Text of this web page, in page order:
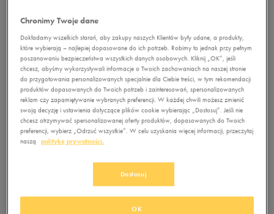
Chronimy Twoje dane
Dokładamy wszelkich starań, aby zakupy naszych Klientów były udane, a produkty,
które wybierają – najlepiej dopasowane do ich potrzeb. Robimy to jednak przy pełnym
poszanowaniu bezpieczeństwa wszystkich danych osobowych. Kliknij „OK”, jeśli
chcesz, abyśmy wykorzystywali informacje o Twoich zachowaniach na naszej stronie
do przygotowania personalizowanych specjalnie dla Ciebie treści, w tym rekomendacji
produktów dopasowanych do Twoich potrzeb i zainteresowań, spersonalizowanych
reklam czy zapamiętywanie wybranych preferencji. W każdej chwili możesz zmienić
swoją decyzję i ustawienia dotyczące plików cookie wybierając „Dostosuj”. Jeśli nie
chcesz otrzymywać spersonalizowanej oferty produktów, dopasowanych do Twoich
preferencji, wybierz „Odrzuć wszystkie”. W celu uzyskania więcej informacji, przeczytaj
naszą
politykę prywatności.
Dostosuj
OK